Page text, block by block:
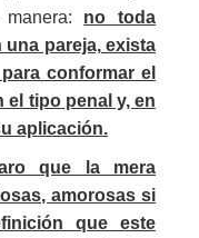
no toda
una pareja, exista
conformar el
el tipo penal y, en
aplicación.
que la mera
amorosas si
que este